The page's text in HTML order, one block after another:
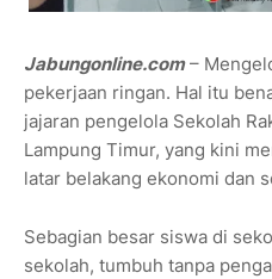
Jabungonline.com–
pekerjaan ringan. Hal itu
jajaran pengelola Sekolah
Lampung Timur, yang kini
latar belakang ekonomi dan
Sebagian besar siswa di
sekolah, tumbuh tanpa